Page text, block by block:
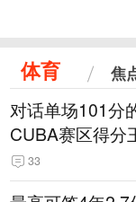
体育 焦
对话单场101分
CUBA赛区得分
A选秀
33